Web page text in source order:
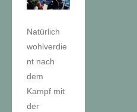
Natürlich
wohlverdie
nt nach
dem
Kampf mit
der